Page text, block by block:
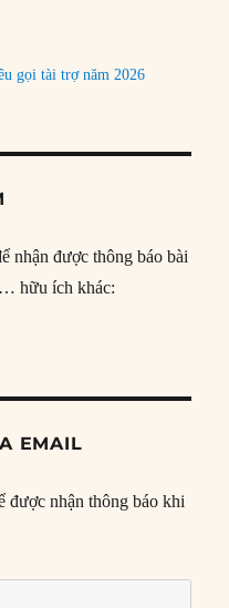
gọi tài trợ năm 2026
nhận được thông báo bài
hữu ích khác:
EMAIL
được nhận thông báo khi